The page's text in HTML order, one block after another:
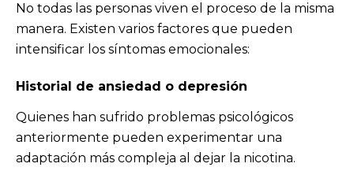
No todas las personas viven el proceso de la misma
manera. Existen varios factores que pueden
intensificar los síntomas emocionales:
Historial de ansiedad o depresión
Quienes han sufrido problemas psicológicos
anteriormente pueden experimentar una
adaptación más compleja al dejar la nicotina.